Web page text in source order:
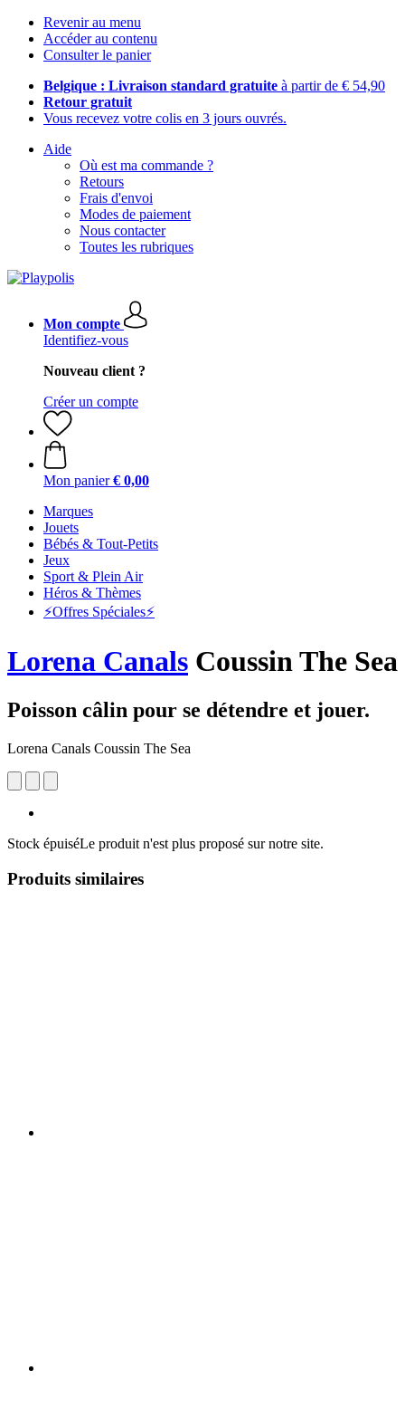
Revenir au menu
Accéder au contenu
Consulter le panier
Belgique : Livraison standard gratuite à partir de € 54,90
Retour gratuit
Vous recevez votre colis en 3 jours ouvrés.
Aide
Où est ma commande ?
Retours
Frais d'envoi
Modes de paiement
Nous contacter
Toutes les rubriques
Mon compte
Identifiez-vous
Nouveau client ?
Créer un compte
Mon panier € 0,00
Marques
Jouets
Bébés & Tout-Petits
Jeux
Sport & Plein Air
Héros & Thèmes
⚡️Offres Spéciales⚡️
Lorena Canals Coussin The Sea
Poisson câlin pour se détendre et jouer.
Lorena Canals Coussin The Sea
Stock épuiséLe produit n'est plus proposé sur notre site.
Produits similaires